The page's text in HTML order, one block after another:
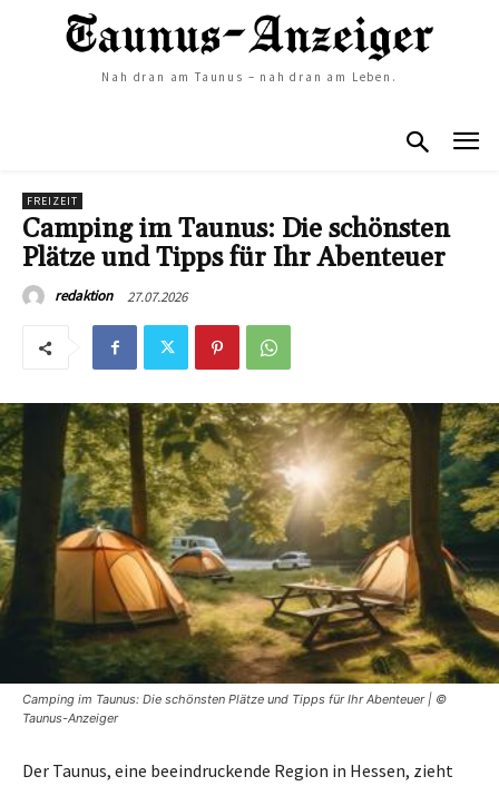
Nah dran am Taunus – nah dran am Leben.
FREIZEIT
Camping im Taunus: Die schönsten
Plätze und Tipps für Ihr Abenteuer
redaktion 27.07.2026
Camping im Taunus: Die schönsten Plätze und Tipps für Ihr Abenteuer | ©
Taunus-Anzeiger
Der Taunus, eine beeindruckende Region in Hessen, zieht